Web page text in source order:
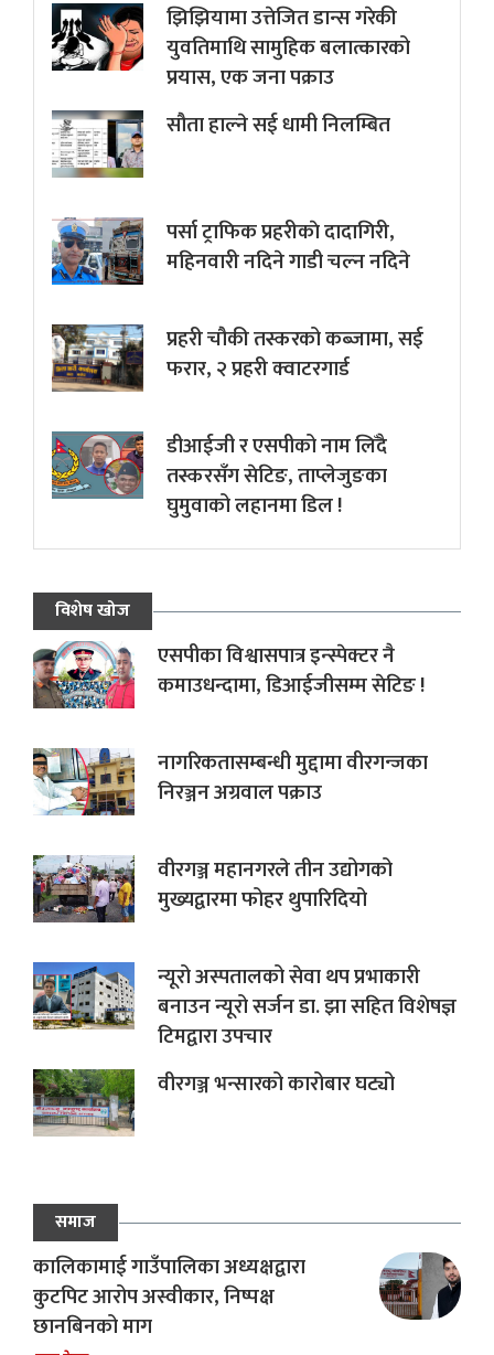
झिझियामा उत्तेजित डान्स गरेकी
युवतिमाथि सामुहिक बलात्कारको
प्रयास, एक जना पक्राउ
सौता हाल्ने सई धामी निलम्बित
पर्सा ट्राफिक प्रहरीकाे दादागिरी,
महिनवारी नदिने गाडी चल्न नदिने
प्रहरी चौकी तस्करको कब्जामा, सई
फरार, २ प्रहरी क्वाटरगार्ड
डीआईजी र एसपीको नाम लिँदै
तस्करसँग सेटिङ, ताप्लेजुङका
घुमुवाको लहानमा डिल !
विशेष खोज
एसपीका विश्वासपात्र इन्स्पेक्टर नै
कमाउधन्दामा, डिआईजीसम्म सेटिङ !
नागरिकतासम्बन्धी मुद्दामा वीरगन्जका
निरञ्जन अग्रवाल पक्राउ
वीरगञ्ज महानगरले तीन उद्योगको
मुख्यद्वारमा फोहर थुपारिदियो
न्यूरो अस्पतालको सेवा थप प्रभाकारी
बनाउन न्यूरो सर्जन डा. झा सहित विशेषज्ञ
टिमद्वारा उपचार
वीरगञ्ज भन्सारको कारोबार घट्यो
समाज
कालिकामाई गाउँपालिका अध्यक्षद्वारा
कुटपिट आरोप अस्वीकार, निष्पक्ष
छानबिनको माग